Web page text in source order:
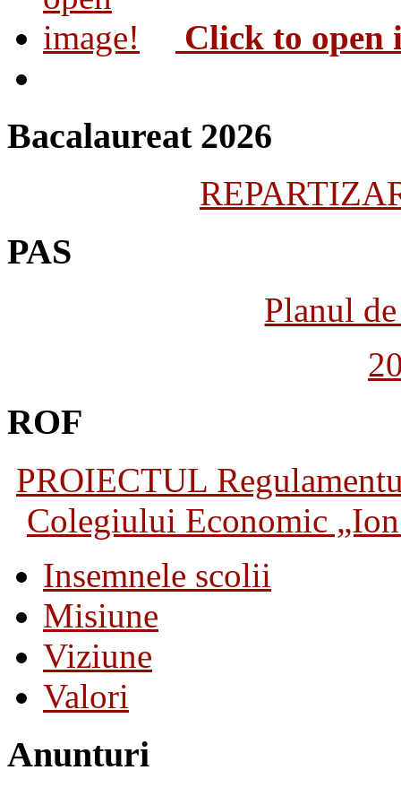
Click to open
Bacalaureat 2026
PAS
Planul
ROF
PROIECTUL
Colegiului Economic
Insemnele scolii
Misiune
Viziune
Valori
Anunturi